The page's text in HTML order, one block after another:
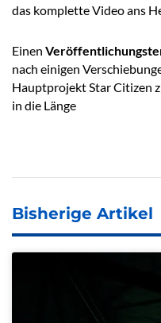
das komplette Video ans
Einen
nach einigen
Hauptprojekt Star Citizen
in die Länge
Bisherige Artikel